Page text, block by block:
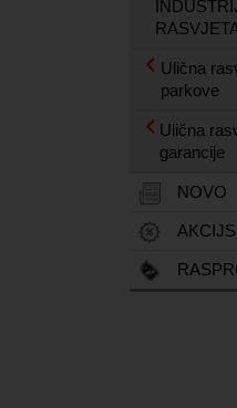
Ulična
parkove
Ulična
garancije
NOVO